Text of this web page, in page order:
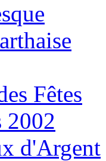
Fêtes
2002
d'Argent